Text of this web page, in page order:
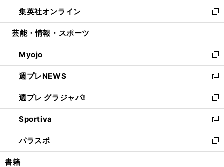
く
で
開
ン
ド
ウ
開
く
ウ
ィ
ン
ウ
で
開
く
し
い
ウ
ン
ド
ウ
で
開
く
集英社オンライン
新
し
ウ
ィ
ン
ド
ウ
で
開
く
芸能・情報・スポーツ
Myojo
新
し
い
ウ
ィ
ン
ド
ウ
で
開
週プレNEWS
新
し
い
ウ
ィ
ン
ド
ウ
週プレ グラジャパ!
新
し
い
ウ
ィ
ン
Sportiva
新
し
い
ウ
パラスポ
新
し
書籍